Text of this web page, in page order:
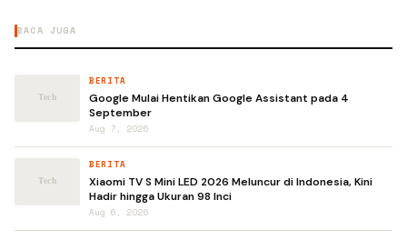
BACA JUGA
BERITA
Google Mulai Hentikan Google Assistant pada 4
September
Aug 7, 2026
BERITA
Xiaomi TV S Mini LED 2026 Meluncur di Indonesia, Kini
Hadir hingga Ukuran 98 Inci
Aug 6, 2026